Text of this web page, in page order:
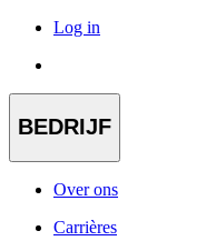
Log in
BEDRIJF
Over ons
Carrières